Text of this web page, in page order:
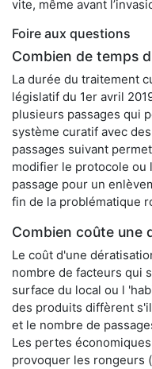
vite, même avant
Foire aux questions
Combien de temps
La durée du traitement
législatif du 1er avril
plusieurs passages qui
système curatif avec
passages suivant
modifier le protocole ou
passage pour un
fin de la problématique
Combien coûte une
Le coût d'une
nombre de facteurs qui
surface du local ou l
des produits diffèrent
et le nombre de
Les pertes
provoquer les rongeurs